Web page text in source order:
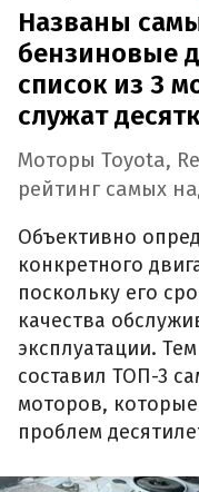
Названы
бензиновые
список из 3
служат
Моторы Toyota,
рейтинг самых
Объективно
конкретного
поскольку его
качества
эксплуатации.
составил ТОП-3
моторов, которые
проблем